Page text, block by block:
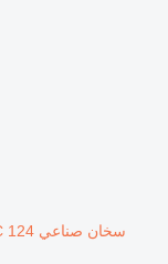
سخان صناعي Qlima WDC 124